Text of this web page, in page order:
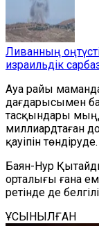
Ливанның
израильдік
Ауа райы
дағдарысымен
тасқындары
миллиардтаған
қауіпін төндіруде.
Баян-Нур
орталығы ғана
ретінде де
ҰСЫНЫЛҒАН